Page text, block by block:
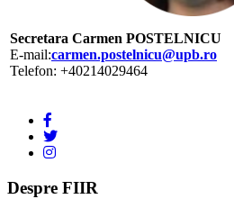
Secretara Carmen POSTELNICU
E-mail:carmen.postelnicu@upb.ro
Telefon: +40214029464
Despre FIIR